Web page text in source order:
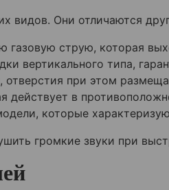
видов. Они отличаются
газовую струю, которая
вертикального типа,
при этом
действует в
которые
громкие звуки при